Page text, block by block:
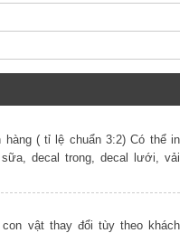
( tỉ lệ chuẩn 3:2) Có thể in
decal trong, decal lưới, vải
vật thay đổi tùy theo khách